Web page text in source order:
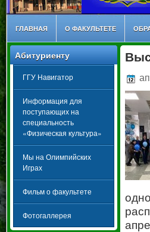
ГЛАВНАЯ О ФАКУЛЬТЕТЕ
Абитуриенту
ГГУ Навигатор
Информация для
поступающих на
специальность
«Физическая культура»
Мы на Олимпийских
Играх
Фильм о факультете
Фотогаллерея